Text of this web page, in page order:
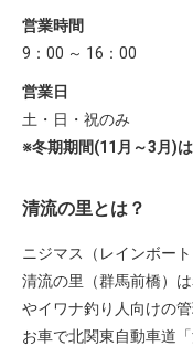
営業時間
9：00 ～ 16：00
営業日
土・日・祝のみ
※冬期期間(11月～3月)
清流の里とは？
ニジマス（レインボー
清流の里（群馬前橋）
やイワナ釣り人向けの管
お車で北関東自動車道